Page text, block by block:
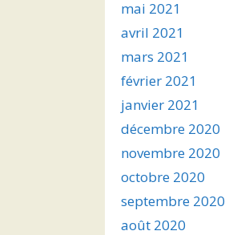
mai 2021
avril 2021
mars 2021
février 2021
janvier 2021
décembre 2020
novembre 2020
octobre 2020
septembre 2020
août 2020